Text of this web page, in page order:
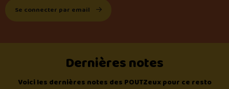
Se connecter par email
Dernières notes
Voici les dernières notes des POUTZeux pour ce resto